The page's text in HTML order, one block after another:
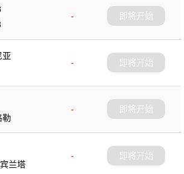
-
即将开始
亚
-
即将开始
-
勒
即将开始
-
兰塔
即将开始